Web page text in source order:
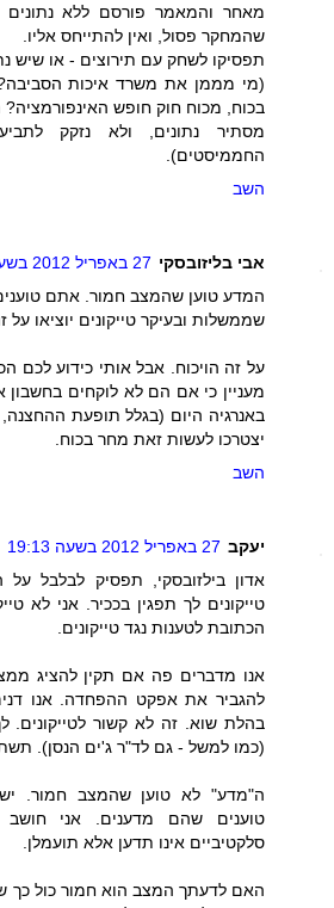
מאחר והמאמר פורסם ללא נתונים
שהמחקר פסול, ואין להתייחס אליו.
תפסיקו לשחק עם תירוצים - או שיש
(מי מממן את משרד איכות הסביבה?
בכוח, מכוח חוק חופש האינפורמציה?
מסתיר נתונים, ולא נזקק
החממיסטים).
השב
אבי בליזובסקי 27 באפריל 2012 בשעה 16:49
המדע טוען שהמצב חמור. אתם
שממשלות ובעיקר טייקונים יוציאו על
על זה הויכוח. אבל אותי כידוע לכם
מעניין כי אם הם לא לוקחים
באנרגיה היום (בגלל תופעת
יצטרכו לעשות זאת מחר בכוח.
השב
יעקב 27 באפריל 2012 בשעה 19:13
אדון בילזובסקי, תפסיק לבלבל
טייקונים לך תפגין בככיר. אני לא
הכתובת לטענות נגד טייקונים.
אנו מדברים פה אם תקין להציג
להגביר את אפקט ההפחדה. אנו
בהלת שוא. זה לא קשור לטייקונים.
(כמו למשל - גם לד"ר ג'ים הנסן).
ה"מדע" לא טוען שהמצב חמור.
טוענים שהם מדענים. אני
סלקטיביים אינו תדען אלא תועמלן.
האם לדעתך המצב הוא חמור כול כך